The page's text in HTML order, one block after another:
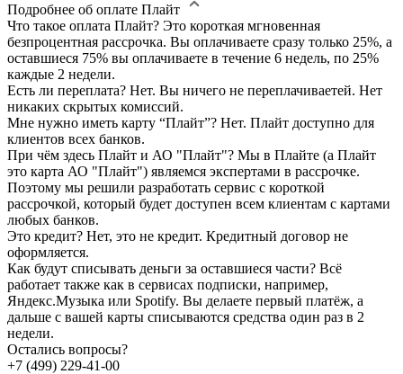
Подробнее об оплате Плайт
Что такое оплата Плайт? Это короткая мгновенная
безпроцентная рассрочка. Вы оплачиваете сразу только 25%, а
оставшиеся 75% вы оплачиваете в течение 6 недель, по 25%
каждые 2 недели.
Есть ли переплата? Нет. Вы ничего не переплачиваетей. Нет
никаких скрытых комиссий.
Мне нужно иметь карту “Плайт”? Нет. Плайт доступно для
клиентов всех банков.
При чём здесь Плайт и АО "Плайт"? Мы в Плайте (а Плайт
это карта АО "Плайт") являемся экспертами в рассрочке.
Поэтому мы решили разработать сервис с короткой
рассрочкой, который будет доступен всем клиентам с картами
любых банков.
Это кредит? Нет, это не кредит. Кредитный договор не
оформляется.
Как будут списывать деньги за оставшиеся части? Всё
работает также как в сервисах подписки, например,
Яндекс.Музыка или Spotify. Вы делаете первый платёж, а
дальше с вашей карты списываются средства один раз в 2
недели.
Остались вопросы?
+7 (499) 229-41-00